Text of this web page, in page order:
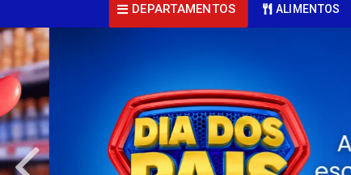
DEPARTAMENTOS ALIMENTOS